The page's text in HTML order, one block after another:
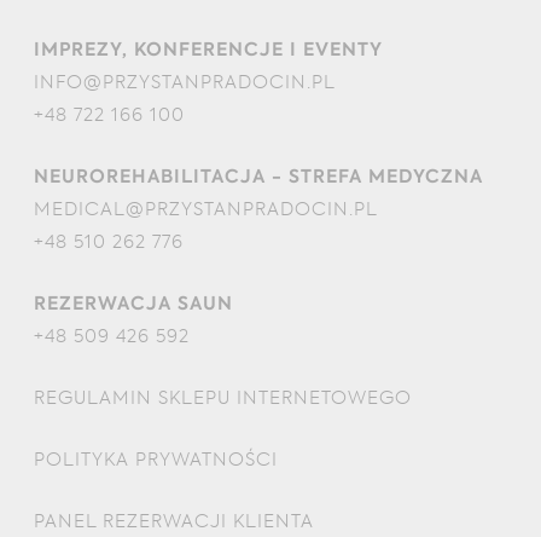
IMPREZY, KONFERENCJE I EVENTY
INFO@PRZYSTANPRADOCIN.PL
+48 722 166 100
NEUROREHABILITACJA - STREFA MEDYCZNA
MEDICAL@PRZYSTANPRADOCIN.PL
+48 510 262 776
REZERWACJA SAUN
+48 509 426 592
REGULAMIN SKLEPU INTERNETOWEGO
POLITYKA PRYWATNOŚCI
PANEL REZERWACJI KLIENTA